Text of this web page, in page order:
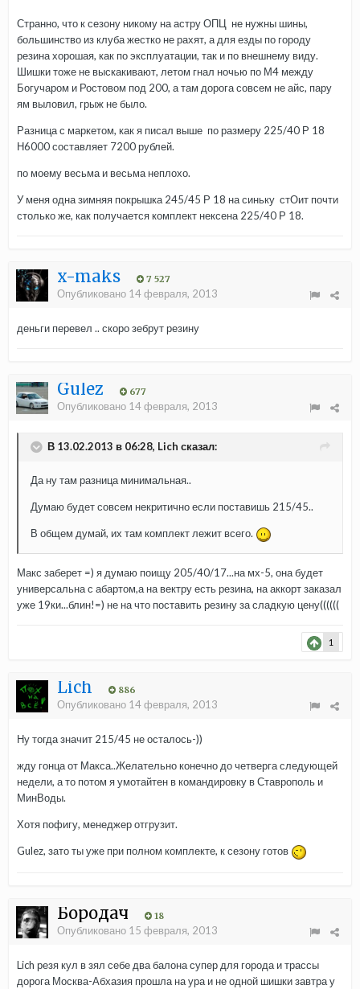
Странно, что к сезону никому на астру ОПЦ не нужны шины,
большинство из клуба жестко не рахят, а для езды по городу
резина хорошая, как по эксплуатации, так и по внешнему виду.
Шишки тоже не выскакивают, летом гнал ночью по М4 между
Богучаром и Ростовом под 200, а там дорога совсем не айс, пару
ям выловил, грыж не было.
Разница с маркетом, как я писал выше по размеру 225/40 Р 18
Н6000 составляет 7200 рублей.
по моему весьма и весьма неплохо.
У меня одна зимняя покрышка 245/45 Р 18 на синьку стОит почти
столько же, как получается комплект нексена 225/40 Р 18.
x-maks 7 527
Опубликовано 14 февраля, 2013
деньги перевел .. скоро зебрут резину
Gulez 677
Опубликовано 14 февраля, 2013
В 13.02.2013 в 06:28, Lich сказал:
Да ну там разница минимальная..
Думаю будет совсем некритично если поставишь 215/45..
В общем думай, их там комплект лежит всего.
Макс заберет =) я думаю поищу 205/40/17...на мх-5, она будет
универсальна с абартом,а на вектру есть резина, на аккорт заказал
уже 19ки...блин!=) не на что поставить резину за сладкую цену((((((
1
Lich 886
Опубликовано 14 февраля, 2013
Ну тогда значит 215/45 не осталось-))
жду гонца от Макса..Желательно конечно до четверга следующей
недели, а то потом я умотайтен в командировку в Ставрополь и
МинВоды.
Хотя пофигу, менеджер отгрузит.
Gulez, зато ты уже при полном комплекте, к сезону готов
Бородач 18
Опубликовано 15 февраля, 2013
Lich резя кул в зял себе два балона супер для города и трассы
дорога Москва-Абхазия прошла на ура и не одной шишки завтра у